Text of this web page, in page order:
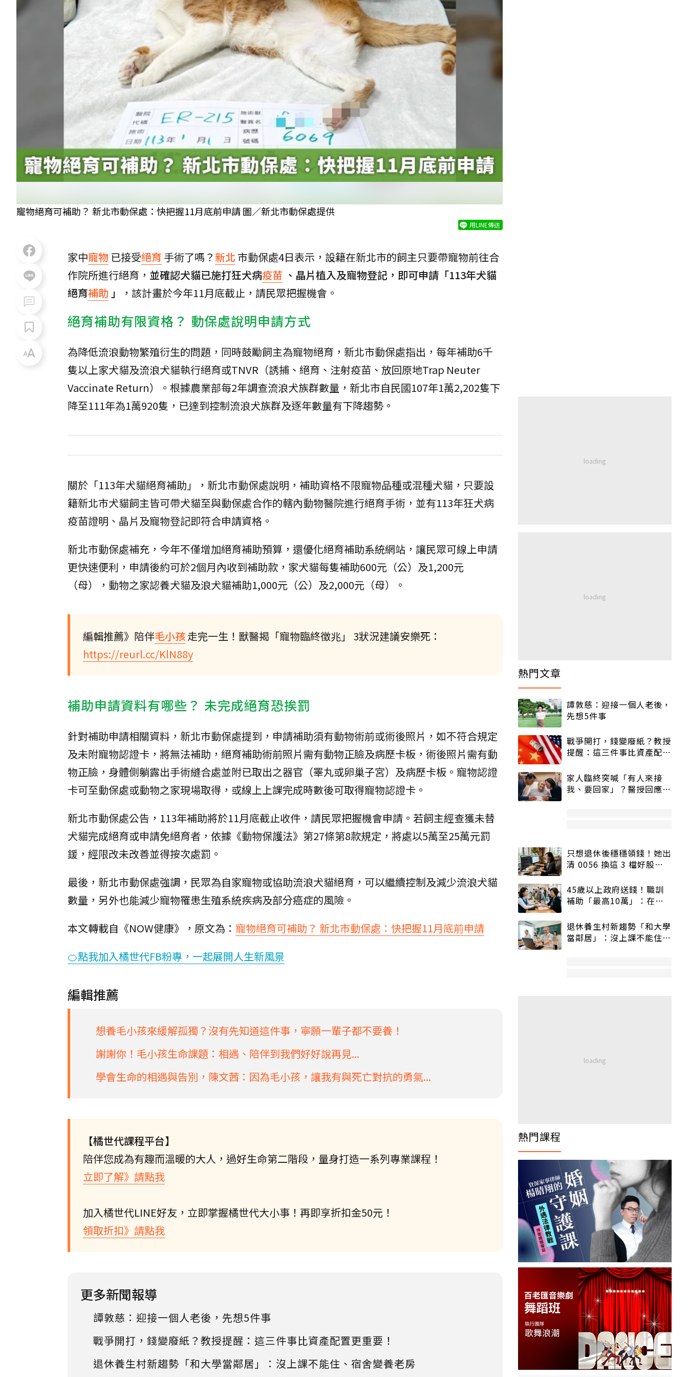
寵物絕育可補助？ 新北市動保處：快把握11月底前申請 圖／新北市動保處提供
用LINE傳送
家中寵物 已接受絕育 手術了嗎？新北市動保處4日表示，設籍在新北市的飼主只要帶寵物前往合
作院所進行絕育， 並確認犬貓已施打狂犬病疫苗 、晶片植入及寵物登記，即可申請「113年犬貓
絕育補助 」 ，該計畫於今年11月底截止，請民眾把握機會。
絕育補助有限資格？ 動保處說明申請方式
為降低流浪動物繁殖衍生的問題，同時鼓勵飼主為寵物絕育，新北市動保處指出，每年補助6千
隻以上家犬貓及流浪犬貓執行絕育或TNVR（誘捕、絕育、注射疫苗、放回原地Trap Neuter
Vaccinate Return）。根據農業部每2年調查流浪犬族群數量，新北市自民國107年1萬2,202隻下
降至111年為1萬920隻，已達到控制流浪犬族群及逐年數量有下降趨勢。
關於「113年犬貓絕育補助」，新北市動保處說明，補助資格不限寵物品種或混種犬貓，只要設
籍新北市犬貓飼主皆可帶犬貓至與動保處合作的轄內動物醫院進行絕育手術，並有113年狂犬病
疫苗證明、晶片及寵物登記即符合申請資格。
新北市動保處補充，今年不僅增加絕育補助預算，還優化絕育補助系統網站，讓民眾可線上申請
更快速便利，申請後約可於2個月內收到補助款，家犬貓每隻補助600元（公）及1,200元
（母），動物之家認養犬貓及浪犬貓補助1,000元（公）及2,000元（母）。
編輯推薦》陪伴毛小孩走完一生！獸醫揭「寵物臨終徵兆」 3狀況建議安樂死：
https://reurl.cc/KlN88y
補助申請資料有哪些？ 未完成絕育恐挨罰
針對補助申請相關資料，新北市動保處提到，申請補助須有動物術前或術後照片，如不符合規定
及未附寵物認證卡，將無法補助，絕育補助術前照片需有動物正臉及病歷卡板，術後照片需有動
物正臉，身體側躺露出手術縫合處並附已取出之器官（睪丸或卵巢子宮）及病歷卡板。寵物認證
卡可至動保處或動物之家現場取得，或線上上課完成時數後可取得寵物認證卡。
新北市動保處公告，113年補助將於11月底截止收件，請民眾把握機會申請。若飼主經查獲未替
犬貓完成絕育或申請免絕育者，依據《動物保護法》第27條第8款規定，將處以5萬至25萬元罰
鍰，經限改未改善並得按次處罰。
最後，新北市動保處強調，民眾為自家寵物或協助流浪犬貓絕育，可以繼續控制及減少流浪犬貓
數量，另外也能減少寵物罹患生殖系統疾病及部分癌症的風險。
本文轉載自《NOW健康》，原文為： 寵物絕育可補助？ 新北市動保處：快把握11月底前申請
🍊點我加入橘世代FB粉專，一起展開人生新風景
編輯推薦
想養毛小孩來緩解孤獨？沒有先知道這件事，寧願一輩子都不要養！
謝謝你！毛小孩生命課題：相遇、陪伴到我們好好說再見...
學會生命的相遇與告別，陳文茜：因為毛小孩，讓我有與死亡對抗的勇氣...
【橘世代課程平台】
陪伴您成為有趣而溫暖的大人，過好生命第二階段，量身打造一系列專業課程！
立即了解》請點我
加入橘世代LINE好友，立即掌握橘世代大小事！再即享折扣金50元！
領取折扣》請點我
更多新聞報導
譚敦慈：迎接一個人老後，先想5件事
戰爭開打，錢變廢紙？教授提醒：這三件事比資產配置更重要！
退休養生村新趨勢「和大學當鄰居」：沒上課不能住、宿舍變養老房
熱門文章
譚敦慈：迎接一個人老後，
先想5件事
戰爭開打，錢變廢紙？教授
提醒：這三件事比資產配置
家人臨終突喊「有人來接
我、要回家」？醫授回應方
只想退休後穩穩領錢！她出
清 0056 換這 3 檔好股：
45歲以上政府送錢！職訓
補助「最高10萬」：在
退休養生村新趨勢「和大學
當鄰居」：沒上課不能住、
熱門課程